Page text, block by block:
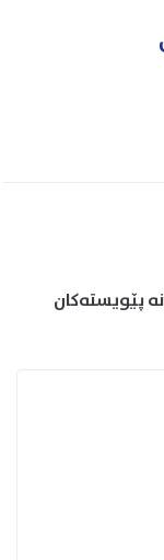
پێویستەکان